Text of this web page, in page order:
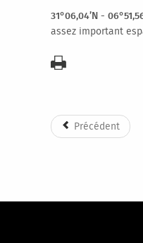
31°06,04’N -
assez important
Précédent